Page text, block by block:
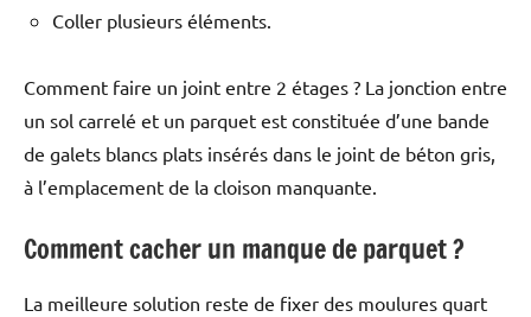
Coller plusieurs éléments.
Comment faire un joint entre 2 étages ? La jonction entre
un sol carrelé et un parquet est constituée d’une bande
de galets blancs plats insérés dans le joint de béton gris,
à l’emplacement de la cloison manquante.
Comment cacher un manque de parquet ?
La meilleure solution reste de fixer des moulures quart